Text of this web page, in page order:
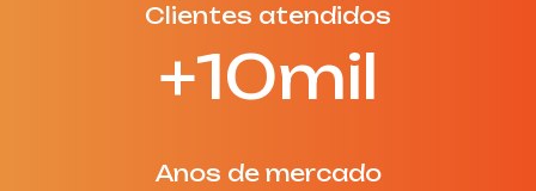
Clientes atendidos
+10mil
Anos de mercado